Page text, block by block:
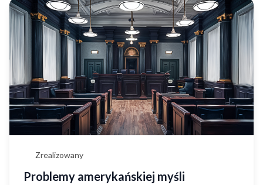
Zrealizowany
Problemy amerykańskiej myśli